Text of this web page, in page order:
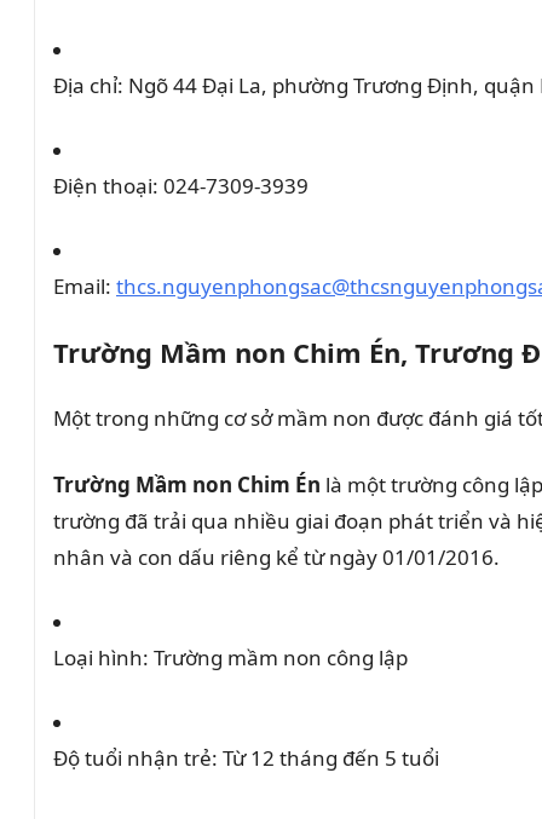
Địa chỉ: Ngõ 44 Đại La, phường Trương Định, quận
Điện thoại: 024-7309-3939
Email:
Trường Mầm non Chim Én, Trương
Một trong những cơ sở mầm non được đánh giá
Trường Mầm non Chim Én là một trường công
trường đã trải qua nhiều giai đoạn phát triển và
nhân và con dấu riêng kể từ ngày 01/01/2016.
Loại hình: Trường mầm non công lập
Độ tuổi nhận trẻ: Từ 12 tháng đến 5 tuổi